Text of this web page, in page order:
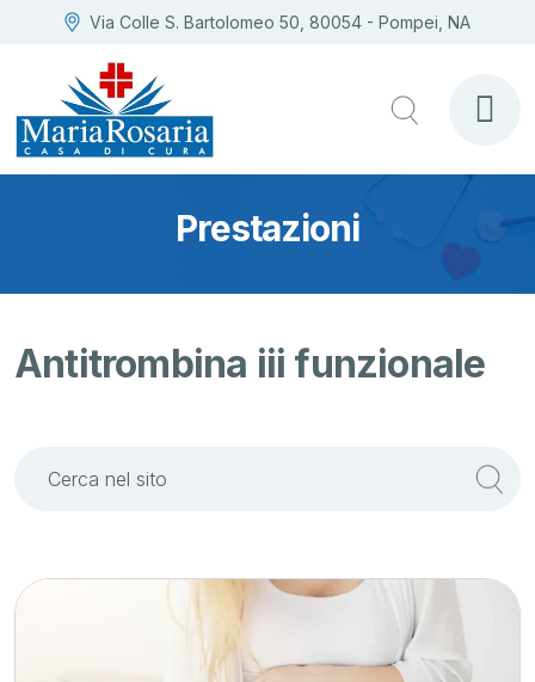
Via Colle S. Bartolomeo 50, 80054 - Pompei, NA
Prestazioni
Antitrombina iii funzionale